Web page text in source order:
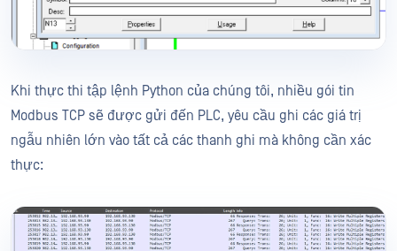
Khi thực thi tập lệnh Python của chúng tôi, nhiều gói tin
Modbus TCP sẽ được gửi đến PLC, yêu cầu ghi các giá trị
ngẫu nhiên lớn vào tất cả các thanh ghi mà không cần xác
thực: